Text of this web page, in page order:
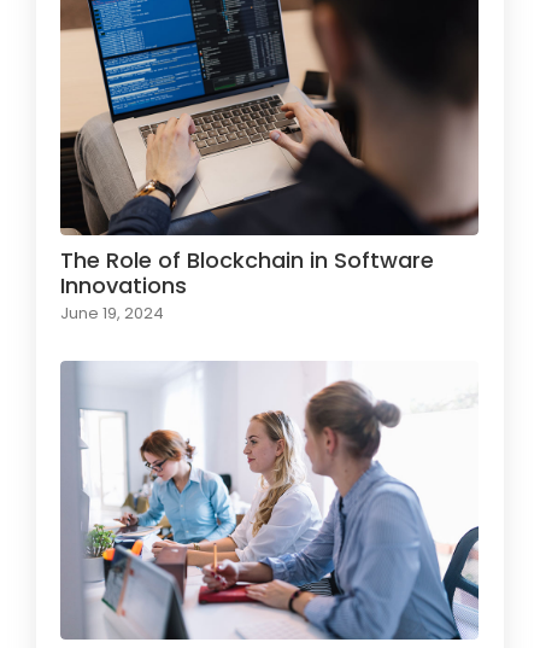
The Role of Blockchain in Software
Innovations
June 19, 2024